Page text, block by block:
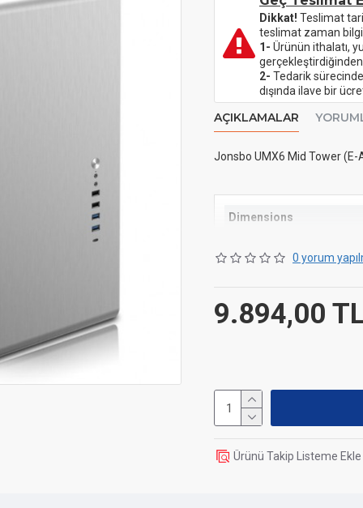
Dikkat! Teslimat
teslimat zaman
1- Ürünün ithalatı,
gerçekleştirdiğinden
2- Tedarik
dışında ilave bir
AÇIKLAMALAR
Jonsbo UMX6 Mid Tower (E-
Dimensions
Length / Depth
Width
Weight
Display
0 yorum
9.894,00
Ürünü Takip Listeme Ekle